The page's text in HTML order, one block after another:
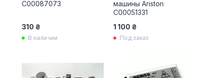
C00087073
310 ₴
В наличии
машины Ariston
C00051331
1 100 ₴
Под заказ